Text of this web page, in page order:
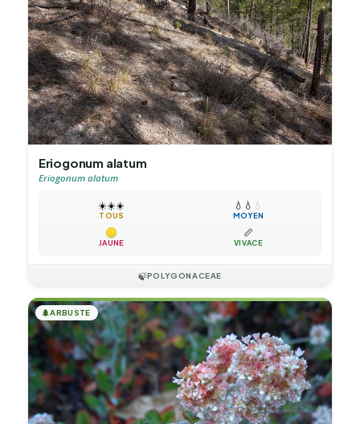
Eriogonum alatum
Eriogonum alatum
☀️☀️☀️
TOUS
💧 💧 💧
MOYEN
JAUNE
📏
VIVACE
🍃POLYGONACEAE
🌲ARBUSTE